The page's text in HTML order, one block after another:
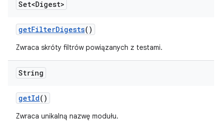
Set<Digest>
getFilterDigests()
Zwraca skróty filtrów powiązanych z testami.
String
getId()
Zwraca unikalną nazwę modułu.